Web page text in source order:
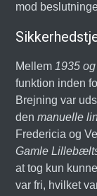
mod
Mellem 1935
funktion inden
Brejning var
denmanuelle
Fredericia og
Gamle
at tog kun
var fri, hvilket